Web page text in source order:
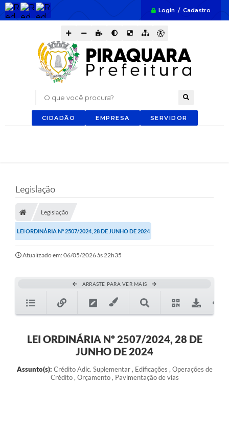
Login / Cadastro
O que você procura?
CIDADÃO EMPRESA SERVIDOR
Legislação
Legislação
LEI ORDINÁRIA Nº 2507/2024, 28 DE JUNHO DE 2024
Atualizado em: 06/05/2026 às 22h35
ARRASTE PARA VER MAIS
LEI ORDINÁRIA Nº 2507/2024, 28 DE
JUNHO DE 2024
Assunto(s): Crédito Adic. Suplementar , Edificações , Operações de
Crédito , Orçamento , Pavimentação de vias